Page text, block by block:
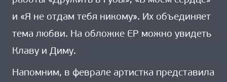
и «Я не отдам тебя никому». Их объединяет
тема любви. На обложке EP можно увидеть
Клаву и Диму.
Напомним, в феврале артистка представила